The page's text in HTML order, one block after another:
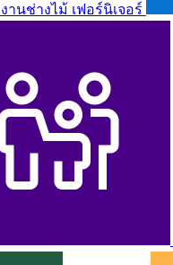
งานช่างไม้ เฟอร์นิเจอร์